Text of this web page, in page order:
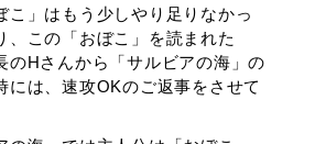
こ」はもう少しやり足りなかっ
、この「おぼこ」を読まれた
のHさんから「サルビアの海」の
には、速攻OKのご返事をさせて